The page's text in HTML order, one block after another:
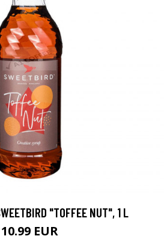
"TOFFEE NUT", 1 L
10.99 EUR